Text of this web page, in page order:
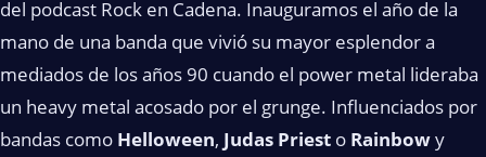
del podcast Rock en Cadena. Inauguramos el año de la
mano de una banda que vivió su mayor esplendor a
mediados de los años 90 cuando el power metal lideraba
un heavy metal acosado por el grunge. Influenciados por
bandas como Helloween, Judas Priest o Rainbowy